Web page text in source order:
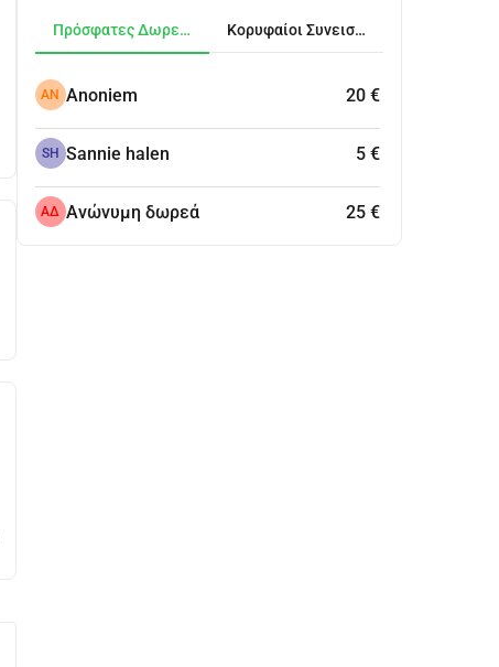
Πρόσφατες Δωρεές Κορυφαίοι Συνεισφέροντες
AN Anoniem 20 €
SH Sannie halen 5 €
ΑΔ Ανώνυμη δωρεά 25 €